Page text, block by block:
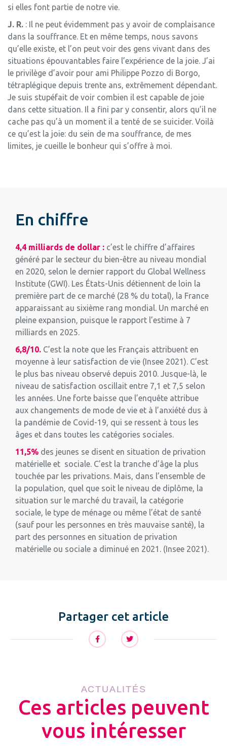
si elles font partie de notre vie.
J. R. : Il ne peut évidemment pas y avoir de complaisance
dans la souffrance. Et en même temps, nous savons
qu’elle existe, et l’on peut voir des gens vivant dans des
situations épouvantables faire l’expérience de la joie. J’ai
le privilège d’avoir pour ami Philippe Pozzo di Borgo,
tétraplégique depuis trente ans, extrêmement dépendant.
Je suis stupéfait de voir combien il est capable de joie
dans cette situation. Il a fini par y consentir, alors qu’il ne
cache pas qu’à un moment il a tenté de se suicider. Voilà
ce qu’est la joie: du sein de ma souffrance, de mes
limites, je cueille le bonheur qui s’offre à moi.
En chiffre
4,4 milliards de dollar : c’est le chiffre d’affaires
généré par le secteur du bien-être au niveau mondial
en 2020, selon le dernier rapport du Global Wellness
Institute (GWI). Les États-Unis détiennent de loin la
première part de ce marché (28 % du total), la France
apparaissant au sixième rang mondial. Un marché en
pleine expansion, puisque le rapport l’estime à 7
milliards en 2025.
6,8/10. C’est la note que les Français attribuent en
moyenne à leur satisfaction de vie (Insee 2021). C’est
le plus bas niveau observé depuis 2010. Jusque-là, le
niveau de satisfaction oscillait entre 7,1 et 7,5 selon
les années. Une forte baisse que l’enquête attribue
aux changements de mode de vie et à l’anxiété dus à
la pandémie de Covid-19, qui se ressent à tous les
âges et dans toutes les catégories sociales.
11,5% des jeunes se disent en situation de privation
matérielle et sociale. C’est la tranche d’âge la plus
touchée par les privations. Mais, dans l’ensemble de
la population, quel que soit le niveau de diplôme, la
situation sur le marché du travail, la catégorie
sociale, le type de ménage ou même l’état de santé
(sauf pour les personnes en très mauvaise santé), la
part des personnes en situation de privation
matérielle ou sociale a diminué en 2021. (Insee 2021).
Partager cet article
ACTUALITÉS
Ces articles peuvent
vous intéresser